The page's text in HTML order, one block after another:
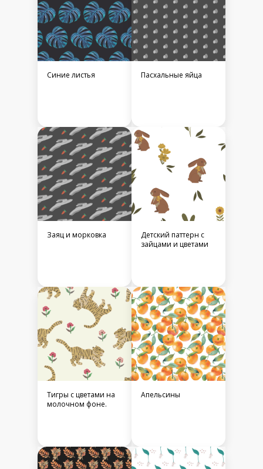
Синие листья Пасхальные яйца
Заяц и морковка
Детский паттерн с
зайцами и цветами
Тигры с цветами на
молочном фоне.
Апельсины